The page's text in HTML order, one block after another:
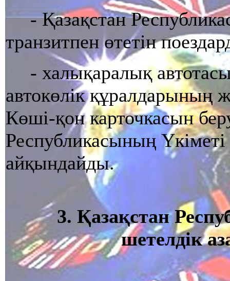
- Қазақстан
транзитпен өтетiн
- халықаралық
автокөлiк құралдарының
Көшi-қон карточкасын
Республикасының Үкiметi
айқындайды.
3. Қазақстан
шетелдiк